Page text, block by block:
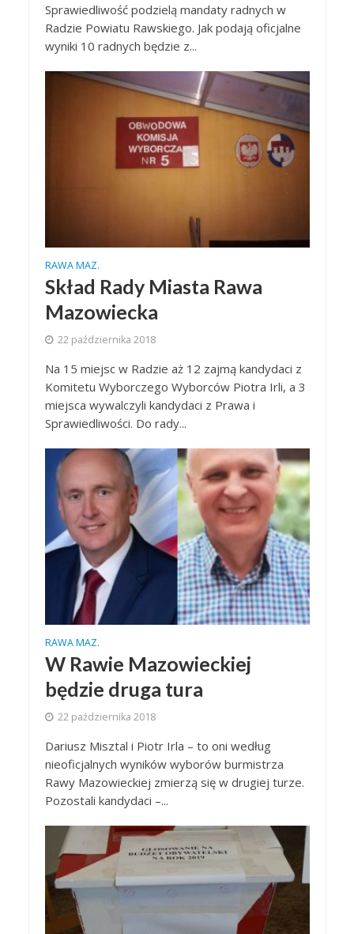
Sprawiedliwość podzielą mandaty radnych w
Radzie Powiatu Rawskiego. Jak podają oficjalne
wyniki 10 radnych będzie z...
RAWA MAZ.
Skład Rady Miasta Rawa
Mazowiecka
22 października 2018
Na 15 miejsc w Radzie aż 12 zajmą kandydaci z
Komitetu Wyborczego Wyborców Piotra Irli, a 3
miejsca wywalczyli kandydaci z Prawa i
Sprawiedliwości. Do rady...
RAWA MAZ.
W Rawie Mazowieckiej
będzie druga tura
22 października 2018
Dariusz Misztal i Piotr Irla – to oni według
nieoficjalnych wyników wyborów burmistrza
Rawy Mazowieckiej zmierzą się w drugiej turze.
Pozostali kandydaci –...